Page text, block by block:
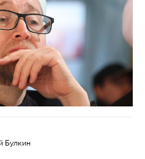
Булкин